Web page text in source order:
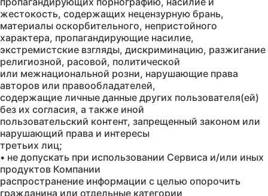
жестокость, содержащих нецензурную брань,
материалы оскорбительного, непристойного
характера, пропагандирующие насилие,
экстремистские взгляды, дискриминацию, разжигание
религиозной, расовой, политической
или межнациональной розни, нарушающие права
авторов или правообладателей,
содержащие личные данные других пользователя(ей)
без их согласия, а также иной
пользовательский контент, запрещенный законом или
нарушающий права и интересы
третьих лиц;
• не допускать при использовании Сервиса и/или иных
продуктов Компании
распространение информации с целью опорочить
гражданина или отдельные категории